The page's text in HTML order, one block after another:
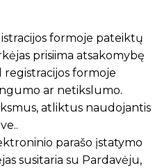
formoje pateiktų
prisiima atsakomybę
registracijos formoje
ar netikslumo.
atliktus naudojantis
parašo įstatymo
susitaria su Pardavėju,